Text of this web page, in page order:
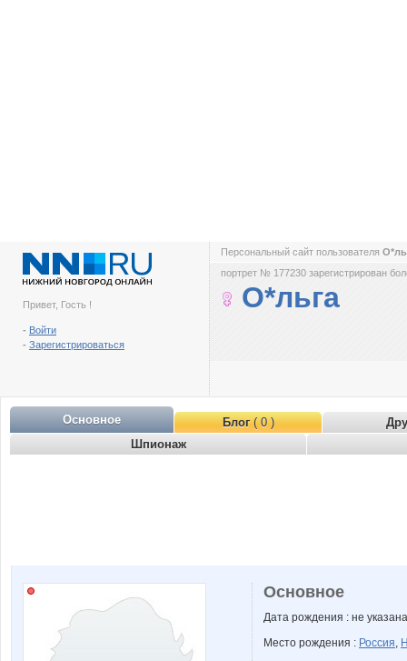
Привет, Гость !
- Войти
- Зарегистрироваться
Персональный сайт пользователя
портрет № 177230 зарегистрирован
О*льга
Основное Блог( 0 )
Шпионаж
Основное
Дата рождения : не указана
Место рождения : Россия,